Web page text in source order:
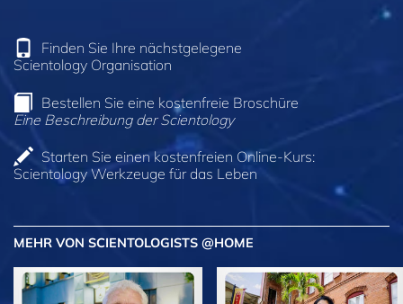
Finden Sie Ihre nächstgelegene
Scientology Organisation
Bestellen Sie eine kostenfreie Broschüre
Eine Beschreibung der Scientology
Starten Sie einen kostenfreien Online-Kurs:
Scientology Werkzeuge für das Leben
MEHR VON SCIENTOLOGISTS @HOME